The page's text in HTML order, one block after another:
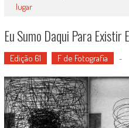
lugar
Eu Sumo Daqui Para Existir
Edição 61 F de Fotografia -